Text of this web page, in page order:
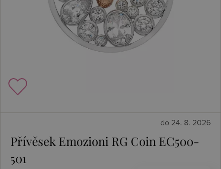
do 24. 8. 2026
Přívěsek Emozioni RG Coin EC500-
501